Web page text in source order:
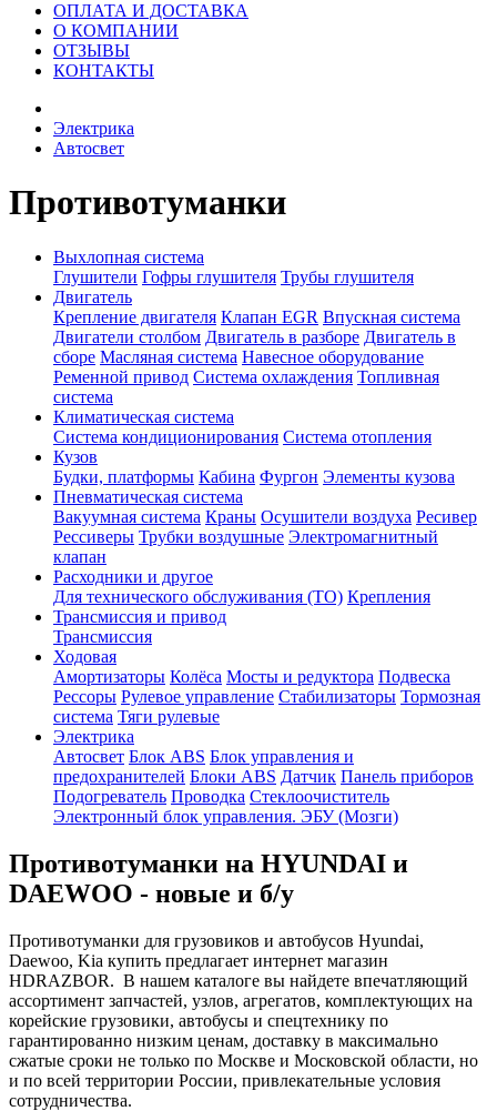
ОПЛАТА И ДОСТАВКА
О КОМПАНИИ
ОТЗЫВЫ
КОНТАКТЫ
Электрика
Автосвет
Противотуманки
Выхлопная система
Глушители Гофры глушителя Трубы глушителя
Двигатель
Крепление двигателя Клапан EGR Впускная система
Двигатели столбом Двигатель в разборе Двигатель в
сборе Масляная система Навесное оборудование
Ременной привод Система охлаждения Топливная
система
Климатическая система
Система кондиционирования Система отопления
Кузов
Будки, платформы Кабина Фургон Элементы кузова
Пневматическая система
Вакуумная система Краны Осушители воздуха Ресивер
Рессиверы Трубки воздушные Электромагнитный
клапан
Расходники и другое
Для технического обслуживания (ТО) Крепления
Трансмиссия и привод
Трансмиссия
Ходовая
Амортизаторы Колёса Мосты и редуктора Подвеска
Рессоры Рулевое управление Стабилизаторы Тормозная
система Тяги рулевые
Электрика
Автосвет Блок ABS Блок управления и
предохранителей Блоки ABS Датчик Панель приборов
Подогреватель Проводка Стеклоочиститель
Электронный блок управления. ЭБУ (Мозги)
Противотуманки на HYUNDAI и
DAEWOO - новые и б/у
Противотуманки для грузовиков и автобусов Hyundai,
Daewoo, Kia купить предлагает интернет магазин
HDRAZBOR. В нашем каталоге вы найдете впечатляющий
ассортимент запчастей, узлов, агрегатов, комплектующих на
корейские грузовики, автобусы и спецтехнику по
гарантированно низким ценам, доставку в максимально
сжатые сроки не только по Москве и Московской области, но
и по всей территории России, привлекательные условия
сотрудничества.